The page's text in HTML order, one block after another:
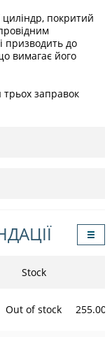
покритий
призводить до
вимагає його
заправок
Stock
Out of stock 255.00